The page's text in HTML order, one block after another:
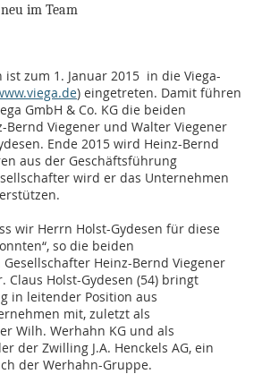
im Team
ist zum 1. Januar 2015 in die Viega-
) eingetreten. Damit führen
GmbH & Co. KG die beiden
Bernd Viegener und Walter Viegener
Ende 2015 wird Heinz-Bernd
aus der Geschäftsführung
wird er das Unternehmen
wir Herrn Holst-Gydesen für diese
so die beiden
Heinz-Bernd Viegener
Claus Holst-Gydesen (54) bringt
in leitender Position aus
mit, zuletzt als
Wilh. Werhahn KG und als
der Zwilling J.A. Henckels AG, ein
der Werhahn-Gruppe.